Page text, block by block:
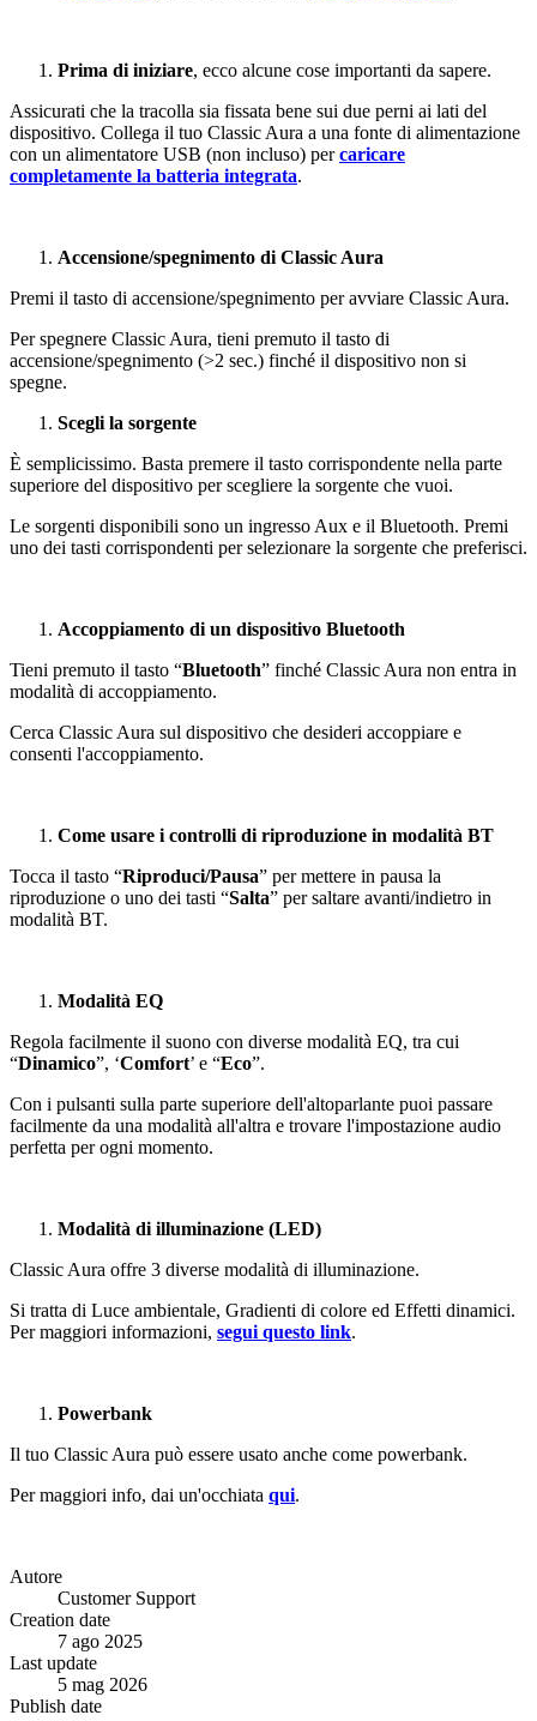
Prima di iniziare, ecco alcune cose importanti da sapere.
Assicurati che la tracolla sia fissata bene sui due perni ai lati del
dispositivo. Collega il tuo Classic Aura a una fonte di alimentazione
con un alimentatore USB (non incluso) percaricare
completamente la batteria integrata.
Accensione/spegnimento di Classic Aura
Premi il tasto di accensione/spegnimento per avviare Classic Aura.
Per spegnere Classic Aura, tieni premuto il tasto di
accensione/spegnimento (>2 sec.) finché il dispositivo non si
spegne.
Scegli la sorgente
È semplicissimo. Basta premere il tasto corrispondente nella parte
superiore del dispositivo per scegliere la sorgente che vuoi.
Le sorgenti disponibili sono un ingresso Aux e il Bluetooth. Premi
uno dei tasti corrispondenti per selezionare la sorgente che preferisci.
Accoppiamento di un dispositivo Bluetooth
Tieni premuto il tasto “Bluetooth” finché Classic Aura non entra in
modalità di accoppiamento.
Cerca Classic Aura sul dispositivo che desideri accoppiare e
consenti l'accoppiamento.
Come usare i controlli di riproduzione in modalità BT
Tocca il tasto “Riproduci/Pausa” per mettere in pausa la
riproduzione o uno dei tasti “Salta” per saltare avanti/indietro in
modalità BT.
Modalità EQ
Regola facilmente il suono con diverse modalità EQ, tra cui
“Dinamico”, ‘Comfort’ e “Eco”.
Con i pulsanti sulla parte superiore dell'altoparlante puoi passare
facilmente da una modalità all'altra e trovare l'impostazione audio
perfetta per ogni momento.
Modalità di illuminazione (LED)
Classic Aura offre 3 diverse modalità di illuminazione.
Si tratta di Luce ambientale, Gradienti di colore ed Effetti dinamici.
Per maggiori informazioni, segui questo link.
Powerbank
Il tuo Classic Aura può essere usato anche come powerbank.
Per maggiori info, dai un'occhiata qui.
Autore
Customer Support
Creation date
7 ago 2025
Last update
5 mag 2026
Publish date